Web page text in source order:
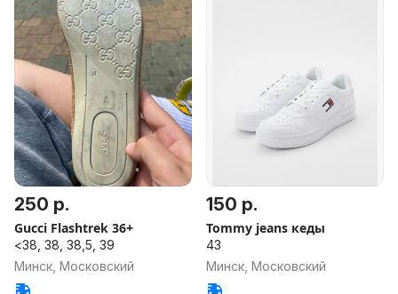
250 р.
Gucci Flashtrek 36+
<38, 38, 38,5, 39
Минск, Московский
150 р.
Tommy jeans кеды
43
Минск, Московский